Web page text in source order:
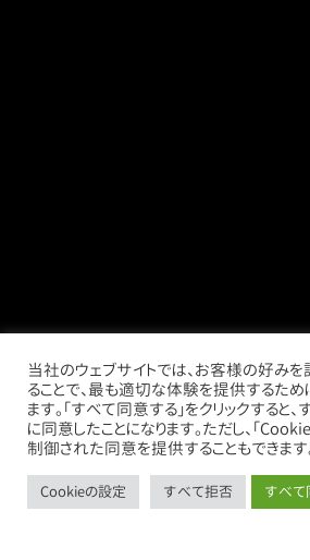
call mail
当社のウェブサイトでは、お客様の好みを
ることで、最も適切な体験を提供するた
ます。「すべて同意する」をクリックする
に同意したことになります。ただし、「
制御された同意を提供することもできます
Cookieの設定 すべて拒否 すべて